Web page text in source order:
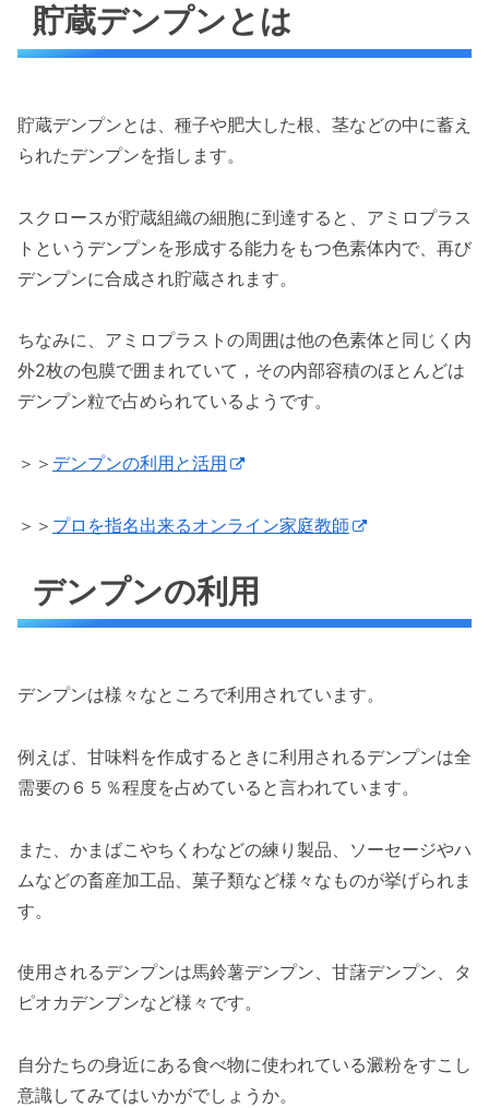
貯蔵デンプンとは
貯蔵デンプンとは、種子や肥大した根、茎などの中に蓄え
られたデンプンを指します。
スクロースが貯蔵組織の細胞に到達すると、アミロプラス
トというデンプンを形成する能力をもつ色素体内で、再び
デンプンに合成され貯蔵されます。
ちなみに、アミロプラストの周囲は他の色素体と同じく内
外2枚の包膜で囲まれていて，その内部容積のほとんどは
デンプン粒で占められているようです。
＞＞ デンプンの利用と活用
＞＞ プロを指名出来るオンライン家庭教師
デンプンの利用
デンプンは様々なところで利用されています。
例えば、甘味料を作成するときに利用されるデンプンは全
需要の６５％程度を占めていると言われています。
また、かまばこやちくわなどの練り製品、ソーセージやハ
ムなどの畜産加工品、菓子類など様々なものが挙げられま
す。
使用されるデンプンは馬鈴薯デンプン、甘藷デンプン、タ
ピオカデンプンなど様々です。
自分たちの身近にある食べ物に使われている澱粉をすこし
意識してみてはいかがでしょうか。